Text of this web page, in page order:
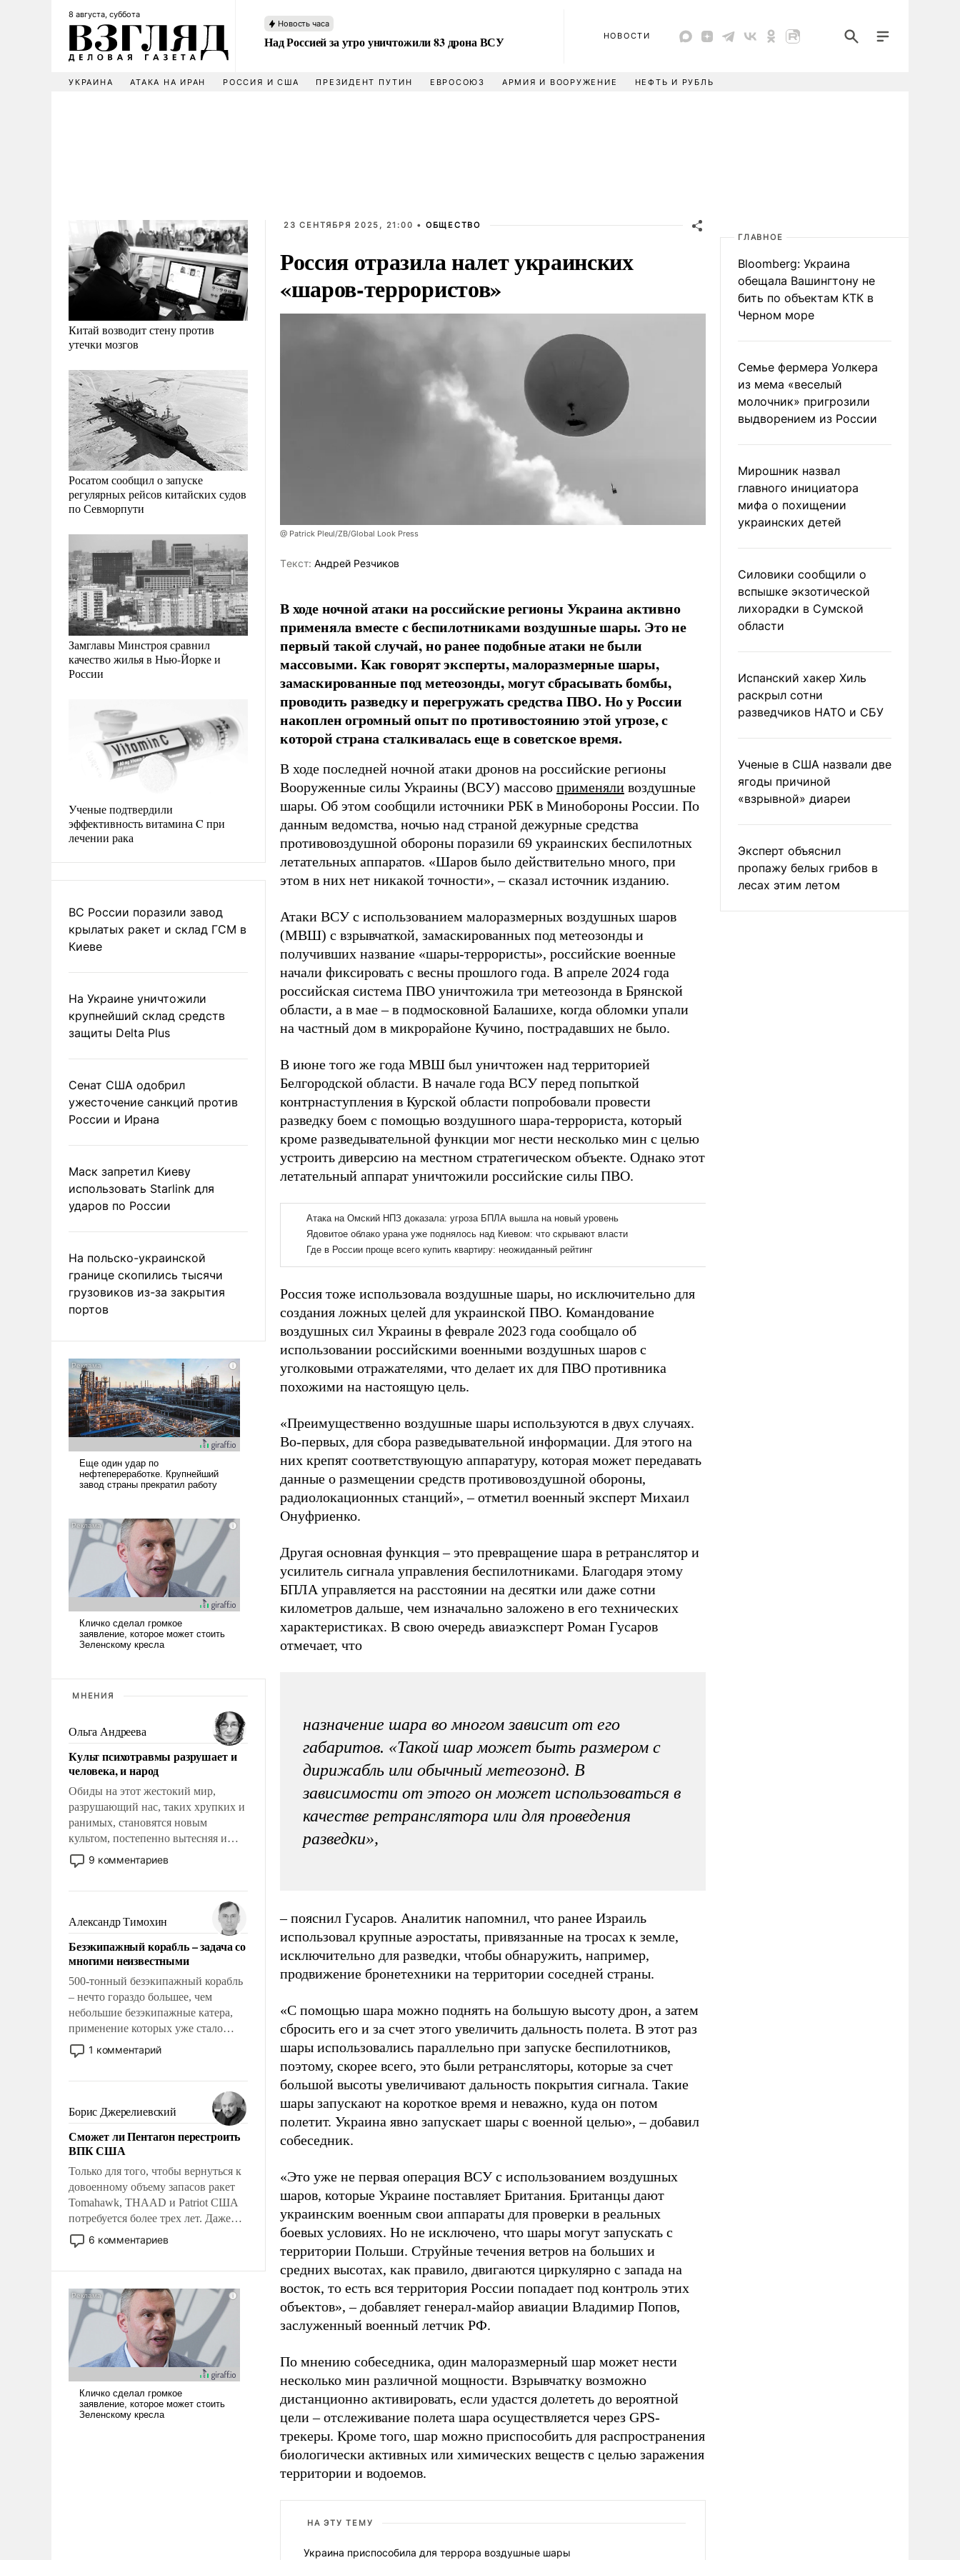
8 августа, суббота
Новость часа
Над Россией за утро уничтожили 83 дрона ВСУ НОВОСТИ
УКРАИНА АТАКА НА ИРАН РОССИЯ И США ПРЕЗИДЕНТ ПУТИН ЕВРОСОЮЗ АРМИЯ И ВООРУЖЕНИЕ НЕФТЬ И РУБЛЬ
Китай возводит стену против
утечки мозгов
Росатом сообщил о запуске
регулярных рейсов китайских судов
по Севморпути
Замглавы Минстроя сравнил
качество жилья в Нью-Йорке и
России
Ученые подтвердили
эффективность витамина C при
лечении рака
ВС России поразили завод
крылатых ракет и склад ГСМ в
Киеве
На Украине уничтожили
крупнейший склад средств
защиты Delta Plus
Сенат США одобрил
ужесточение санкций против
России и Ирана
Маск запретил Киеву
использовать Starlink для
ударов по России
На польско-украинской
границе скопились тысячи
грузовиков из-за закрытия
портов
МНЕНИЯ
Ольга Андреева
Культ психотравмы разрушает и
человека, и народ
Обиды на этот жестокий мир,
разрушающий нас, таких хрупких и
ранимых, становятся новым
культом, постепенно вытесняя и
отменяя традиционное требование к
человеку – быть мужественным и
на себя ответственность, помогать
слабым, идти вперед и
адаптироваться.
9 комментариев
Александр Тимохин
Безэкипажный корабль – задача со
многими неизвестными
500-тонный безэкипажный корабль
– нечто гораздо большее, чем
небольшие безэкипажные катера,
применение которых уже стало
обыденностью. Задача по созданию
такого корабля очень сложна и
реализация радикально поднимет
наши боевые возможности.
1 комментарий
Борис Джерелиевский
Сможет ли Пентагон перестроить
ВПК США
Только для того, чтобы вернуться к
довоенному объему запасов ракет
Tomahawk, THAAD и Patriot США
потребуется более трех лет. Даже
небольшая война с Ираном
опустошила американские
уязвимости США, например, перед
Китаем.
6 комментариев
23 СЕНТЯБРЯ 2025, 21:00 • ОБЩЕСТВО
Россия отразила налет украинских
«шаров-террористов»
@ Patrick Pleul/ZB/Global Look Press
Tекст: Андрей Резчиков
В ходе ночной атаки на российские регионы Украина активно
применяла вместе с беспилотниками воздушные шары. Это не
первый такой случай, но ранее подобные атаки не были
массовыми. Как говорят эксперты, малоразмерные шары,
замаскированные под метеозонды, могут сбрасывать бомбы,
проводить разведку и перегружать средства ПВО. Но у России
накоплен огромный опыт по противостоянию этой угрозе, с
которой страна сталкивалась еще в советское время.
В ходе последней ночной атаки дронов на российские регионы
Вооруженные силы Украины (ВСУ) массово применяли воздушные
шары. Об этом сообщили источники РБК в Минобороны России. По
данным ведомства, ночью над страной дежурные средства
противовоздушной обороны поразили 69 украинских беспилотных
летательных аппаратов. «Шаров было действительно много, при
этом в них нет никакой точности», – сказал источник изданию.
Атаки ВСУ с использованием малоразмерных воздушных шаров
(МВШ) с взрывчаткой, замаскированных под метеозонды и
получивших название «шары-террористы», российские военные
начали фиксировать с весны прошлого года. В апреле 2024 года
российская система ПВО уничтожила три метеозонда в Брянской
области, а в мае – в подмосковной Балашихе, когда обломки упали
на частный дом в микрорайоне Кучино, пострадавших не было.
В июне того же года МВШ был уничтожен над территорией
Белгородской области. В начале года ВСУ перед попыткой
контрнаступления в Курской области попробовали провести
разведку боем с помощью воздушного шара-террориста, который
кроме разведывательной функции мог нести несколько мин с целью
устроить диверсию на местном стратегическом объекте. Однако этот
летательный аппарат уничтожили российские силы ПВО.
Россия тоже использовала воздушные шары, но исключительно для
создания ложных целей для украинской ПВО. Командование
воздушных сил Украины в феврале 2023 года сообщало об
использовании российскими военными воздушных шаров с
уголковыми отражателями, что делает их для ПВО противника
похожими на настоящую цель.
«Преимущественно воздушные шары используются в двух случаях.
Во-первых, для сбора разведывательной информации. Для этого на
них крепят соответствующую аппаратуру, которая может передавать
данные о размещении средств противовоздушной обороны,
радиолокационных станций», – отметил военный эксперт Михаил
Онуфриенко.
Другая основная функция – это превращение шара в ретранслятор и
усилитель сигнала управления беспилотниками. Благодаря этому
БПЛА управляется на расстоянии на десятки или даже сотни
километров дальше, чем изначально заложено в его технических
характеристиках. В свою очередь авиаэксперт Роман Гусаров
отмечает, что
назначение шара во многом зависит от его
габаритов. «Такой шар может быть размером с
дирижабль или обычный метеозонд. В
зависимости от этого он может использоваться в
качестве ретранслятора или для проведения
разведки»,
– пояснил Гусаров. Аналитик напомнил, что ранее Израиль
использовал крупные аэростаты, привязанные на тросах к земле,
исключительно для разведки, чтобы обнаружить, например,
продвижение бронетехники на территории соседней страны.
«С помощью шара можно поднять на большую высоту дрон, а затем
сбросить его и за счет этого увеличить дальность полета. В этот раз
шары использовались параллельно при запуске беспилотников,
поэтому, скорее всего, это были ретрансляторы, которые за счет
большой высоты увеличивают дальность покрытия сигнала. Такие
шары запускают на короткое время и неважно, куда он потом
полетит. Украина явно запускает шары с военной целью», – добавил
собеседник.
«Это уже не первая операция ВСУ с использованием воздушных
шаров, которые Украине поставляет Британия. Британцы дают
украинским военным свои аппараты для проверки в реальных
боевых условиях. Но не исключено, что шары могут запускать с
территории Польши. Струйные течения ветров на больших и
средних высотах, как правило, двигаются циркулярно с запада на
восток, то есть вся территория России попадает под контроль этих
объектов», – добавляет генерал-майор авиации Владимир Попов,
заслуженный военный летчик РФ.
По мнению собеседника, один малоразмерный шар может нести
несколько мин различной мощности. Взрывчатку возможно
дистанционно активировать, если удастся долететь до вероятной
цели – отслеживание полета шара осуществляется через GPS-
трекеры. Кроме того, шар можно приспособить для распространения
биологически активных или химических веществ с целью заражения
территории и водоемов.
НА ЭТУ ТЕМУ
Украина приспособила для террора воздушные шары
ГЛАВНОЕ
Bloomberg: Украина
обещала Вашингтону не
бить по объектам КТК в
Черном море
Семье фермера Уолкера
из мема «веселый
молочник» пригрозили
выдворением из России
Мирошник назвал
главного инициатора
мифа о похищении
украинских детей
Силовики сообщили о
вспышке экзотической
лихорадки в Сумской
области
Испанский хакер Хиль
раскрыл сотни
разведчиков НАТО и СБУ
Ученые в США назвали две
ягоды причиной
«взрывной» диареи
Эксперт объяснил
пропажу белых грибов в
лесах этим летом